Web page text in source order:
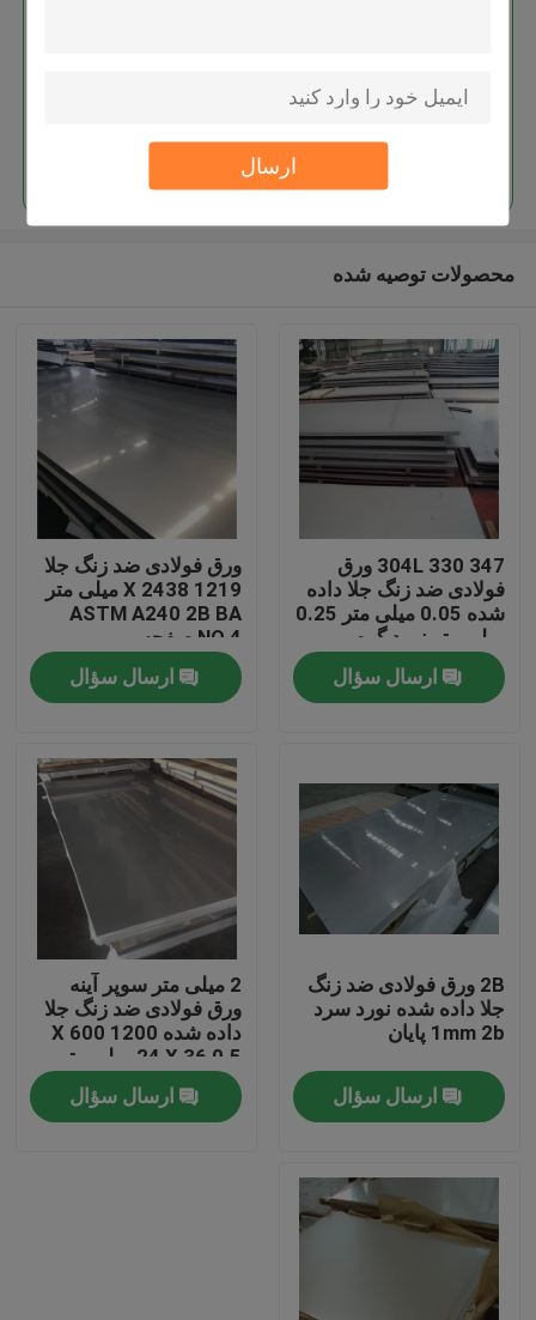
ارسال
خانه
محصولات
دربارهی ما
کارخانه تور
کنترل کیفیت
تماس با ما
کویل فولادی ضد زنگ
کلاف فولادی نورد سرد
ادامه هید
محصولات توصیه شده
304L 330 347 ورق
فولادی ضد زنگ جلا داده
شده 0.05 میلی متر 0.25
میلی متر نورد گرم
ارسال سؤال
ورق فولادی ضد زنگ جلا
1219 X 2438 میلی متر
ASTM A240 2B BA
NO.4 صفحه
ارسال سؤال
2B ورق فولادی ضد زنگ
جلا داده شده نورد سرد
1mm 2b پایان
ارسال سؤال
2 میلی متر سوپر آینه
ورق فولادی ضد زنگ جلا
داده شده 1200 X 600
24 X 36 0.5 میلی متر
0.4 میلی متر 0.3 میلی
متر
ارسال سؤال